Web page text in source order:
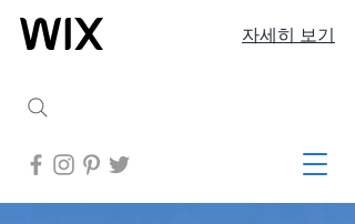
자세히 보기